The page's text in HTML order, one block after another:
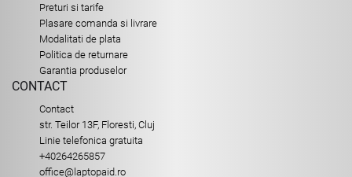
Preturi si tarife
Plasare comanda si livrare
Modalitati de plata
Politica de returnare
Garantia produselor
CONTACT
Contact
str. Teilor 13F, Floresti, Cluj
Linie telefonica gratuita
+40264265857
office@laptopaid.ro